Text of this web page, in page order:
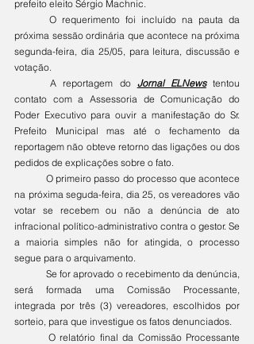
prefeito eleito Sérgio Machnic.
próxima sessão ordinária que acontece na próxima
segunda-feira, dia 25/05, para leitura, discussão e
votação.
	A reportagem do
Jornal ELNews tentou
contato com a Assessoria de Comunicação do
Poder Executivo para ouvir a manifestação do Sr.
Prefeito Municipal mas até o fechamento da
reportagem não obteve retorno das ligações ou dos
pedidos de explicações sobre o fato.
	O primeiro passo do processo que acontece
na próxima seguda-feira, dia 25, os vereadores vão
votar se recebem ou não a denúncia de ato
infracional político-administrativo contra o gestor. Se
a maioria simples não for atingida, o processo
segue para o arquivamento.
	Se for aprovado o recebimento da denúncia,
será formada uma Comissão Processante,
integrada por três (3) vereadores, escolhidos por
sorteio, para que investigue os fatos denunciados.